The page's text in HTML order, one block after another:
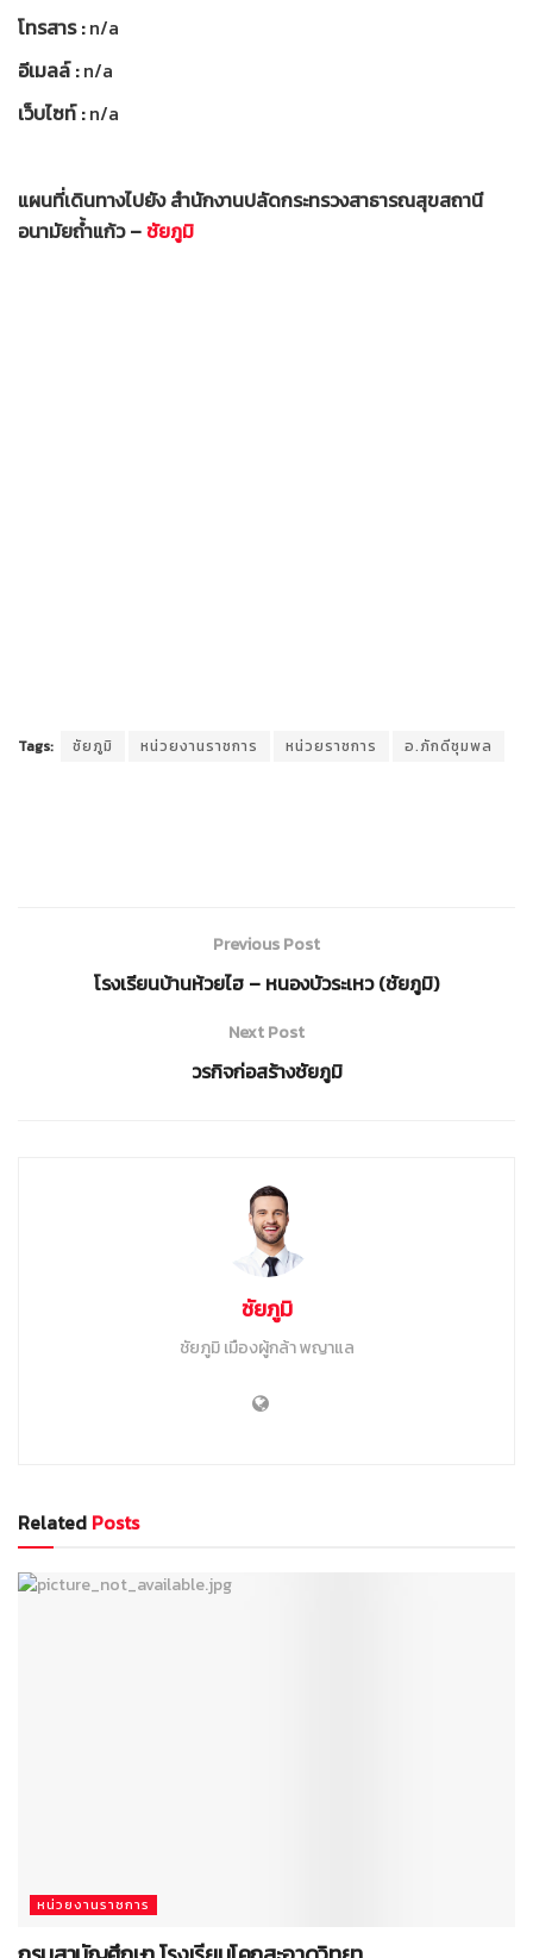
โทรสาร :n/a
อีเมลล์ :n/a
เว็บไซท์ :n/a
แผนที่เดินทางไปยัง สำนักงานปลัดกระทรวงสาธารณสุขสถานี
อนามัยถ้ำแก้ว –ชัยภูมิ
Tags: ชัยภูมิ หน่วยงานราชการ หน่วยราชการ อ.ภักดีชุมพล
Previous Post
โรงเรียนบ้านห้วยไฮ – หนองบัวระเหว (ชัยภูมิ)
Next Post
วรกิจก่อสร้างชัยภูมิ
ชัยภูมิ
ชัยภูมิ เมืองผู้กล้า พญาแล
Related Posts
หน่วยงานราชการ